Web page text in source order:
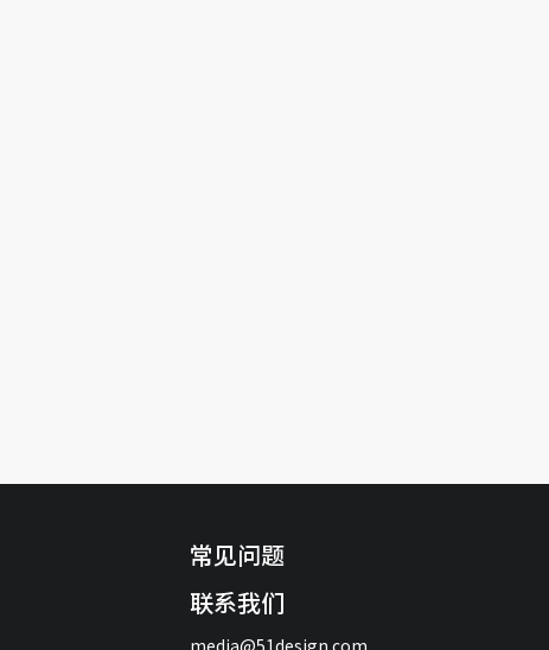
常见问题
联系我们